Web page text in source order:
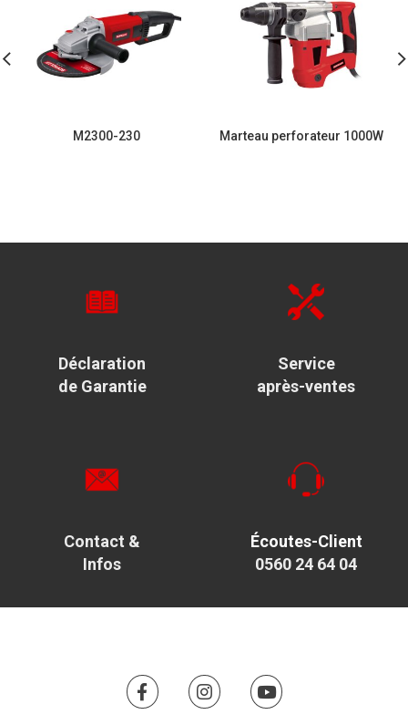
M2300-230 Marteau perforateur 1000W
Déclaration
de Garantie
Service
après-ventes
Contact &
Infos
Écoutes-Client
0560 24 64 04